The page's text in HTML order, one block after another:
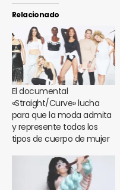
Relacionado
El documental
«Straight/Curve» lucha
para que la moda admita
y represente todos los
tipos de cuerpo de mujer